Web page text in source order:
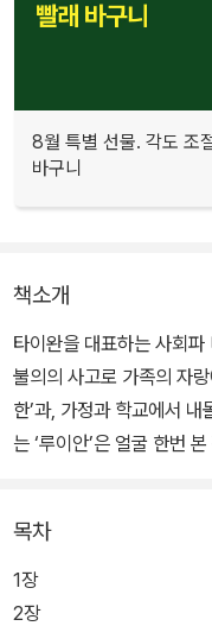
8월 특별 선물. 각도 조
바구니
책소개
타이완을 대표하는 사회
불의의 사고로 가족의 자
한’과, 가정과 학교에서
는 ‘루이안’은 얼굴 한번
사회가 정의하는 ‘정상궤
는 사나이를 쫓듯 게임과
목차
1장
2장